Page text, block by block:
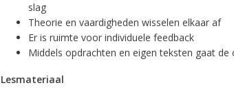
slag
Theorie en vaardigheden wisselen elkaar af
Er is ruimte voor individuele feedback
Middels opdrachten en eigen teksten gaat de
Lesmateriaal